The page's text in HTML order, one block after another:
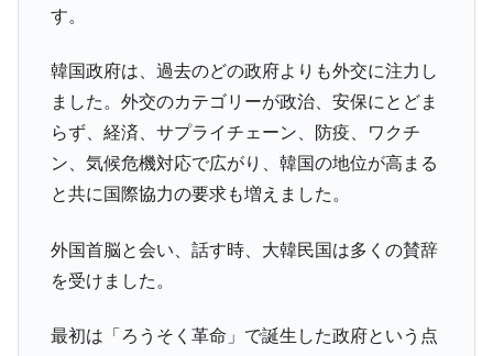
ぎ」では。
営業利益80.2％も減少
『Money1』
米国下院「韓国の公務員個人をターゲット
にぶん殴る法案」提出！⇒ クーパン問題は合衆国企業に対
する差別。許してはおかぬ
『Money1』
韓国ボンクラ政策室長･金容範、株価暴落に
『Money1』
韓国半導体『SKハイニックス』2026年2Qの
業績「史上最高益」当期純利益は前年同期比13.4倍に。
機 ⇒ 10.7兆では損が出るからできない。
す。
韓国政府は、過去のどの政府よりも外交に注力し
ました。外交のカテゴリーが政治、安保にとどま
らず、経済、サプライチェーン、防疫、ワクチ
ン、気候危機対応で広がり、韓国の地位が高まる
と共に国際協力の要求も増えました。
外国首脳と会い、話す時、大韓民国は多くの賛辞
を受けました。
最初は「ろうそく革命」で誕生した政府という点